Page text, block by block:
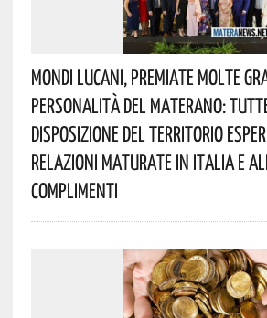
Mondi Lucani, Premiate Molte
Personalità Del Materano:
Disposizione Del Territorio
Relazioni Maturate In Italia E
Complimenti